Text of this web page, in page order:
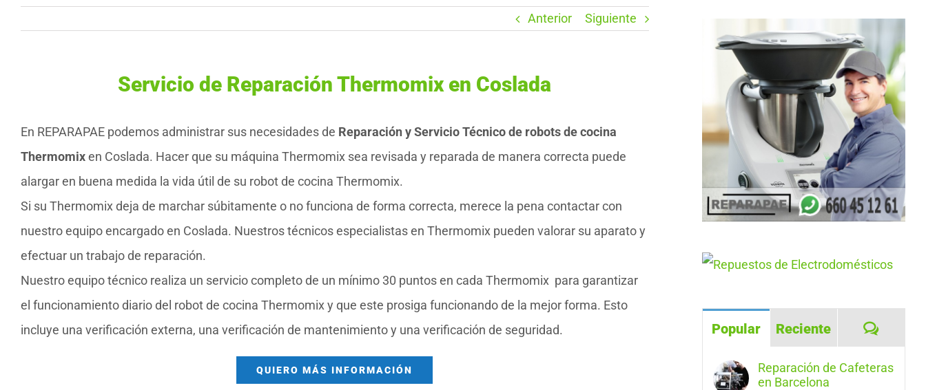
Anterior Siguiente
Servicio de Reparación Thermomix en Coslada
En REPARAPAE podemos administrar sus necesidades de Reparación y Servicio Técnico de robots de cocina
Thermomixen Coslada. Hacer que su máquina Thermomix sea revisada y reparada de manera correcta puede
alargar en buena medida la vida útil de su robot de cocina Thermomix.
Si su Thermomix deja de marchar súbitamente o no funciona de forma correcta, merece la pena contactar con
nuestro equipo encargado en Coslada. Nuestros técnicos especialistas en Thermomix pueden valorar su aparato y
efectuar un trabajo de reparación.
Nuestro equipo técnico realiza un servicio completo de un mínimo 30 puntos en cada Thermomix para garantizar
el funcionamiento diario del robot de cocina Thermomix y que este prosiga funcionando de la mejor forma. Esto
incluye una verificación externa, una verificación de mantenimiento y una verificación de seguridad.
QUIERO MÁS INFORMACIÓN
Popular Reciente
Reparación de Cafeteras
en Barcelona